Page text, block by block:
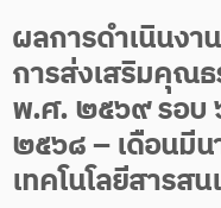
ผลการดำเนินง
การส่งเสริมคุณ
พ.ศ. ๒๕๖๙ รอบ
๒๕๖๘ – เดือนมี
เทคโนโลยีสารส